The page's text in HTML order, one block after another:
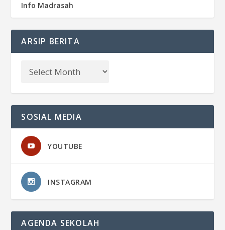
Info Madrasah
ARSIP BERITA
SOSIAL MEDIA
YOUTUBE
INSTAGRAM
AGENDA SEKOLAH